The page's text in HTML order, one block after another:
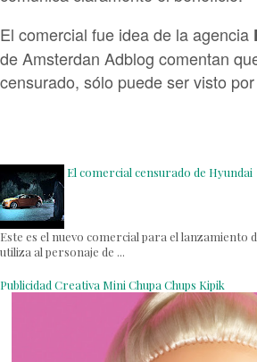
El comercial fue idea de la agencia
deAmsterdan Adblog comentan
censurado, sólo puede ser visto
El comercial censurado de Hyundai
Este es el nuevo comercial para el lanzamiento
utiliza al personaje de ...
Publicidad Creativa Mini Chupa Chups Kipik